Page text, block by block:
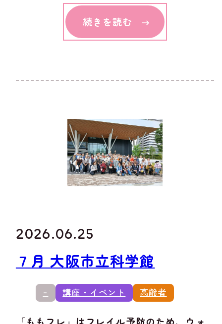
続きを読む
2026.06.25
７月 大阪市立科学館
- 講座・イベント 高齢者